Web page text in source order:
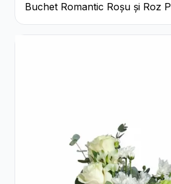
Buchet Romantic Roșu și Roz